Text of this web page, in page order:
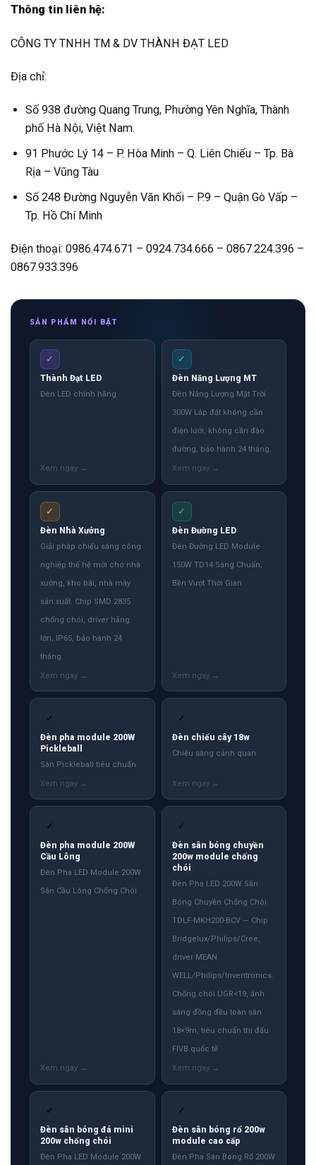
Thông tin liên hệ:
CÔNG TY TNHH TM & DV THÀNH ĐẠT LED
Địa chỉ:
Số 938 đường Quang Trung, Phường Yên Nghĩa, Thành
phố Hà Nội, Việt Nam.
91 Phước Lý 14 – P. Hòa Minh – Q. Liên Chiểu – Tp. Bà
Rịa – Vũng Tàu
Số 248 Đường Nguyễn Văn Khối – P.9 – Quận Gò Vấp –
Tp. Hồ Chí Minh
Điện thoại: 0986.474.671 – 0924.734.666 – 0867.224.396 –
0867.933.396
SẢN PHẨM NỔI BẬT
✓
Thành Đạt LED
Đèn LED chính hãng
✓
Đèn Năng Lượng MT
Đèn Năng Lượng Mặt Trời
300W Lắp đặt không cần
điện lưới, không cần đào
đường, bảo hành 24 tháng.
✓
Đèn Nhà Xưởng
Giải pháp chiếu sáng công
nghiệp thế hệ mới cho nhà
xưởng, kho bãi, nhà máy
sản xuất. Chip SMD 2835
chống chói, driver hãng
lớn, IP65, bảo hành 24
tháng.
✓
Đèn Đường LED
Đèn Đường LED Module
150W TD14 Sáng Chuẩn,
Bền Vượt Thời Gian
✓
Đèn pha module 200W
Pickleball
Sân Pickleball tiêu chuẩn
✓
Đèn chiếu cây 18w
Chiếu sáng cảnh quan
✓
Đèn pha module 200W
Cầu Lông
Đèn Pha LED Module 200W
Sân Cầu Lông Chống Chói
✓
Đèn sân bóng chuyền
200w module chống
chói
Đèn Pha LED 200W Sân
Bóng Chuyền Chống Chói
TDLF-MKH200-BCV — Chip
Bridgelux/Philips/Cree,
driver MEAN
WELL/Philips/Inventronics.
Chống chói UGR<19, ánh
sáng đồng đều toàn sân
18×9m, tiêu chuẩn thi đấu
FIVB quốc tế
✓
Đèn sân bóng đá mini
200w chống chói
Đèn Pha LED Module 200W
✓
Đèn sân bóng rổ 200w
module cao cấp
Đèn Pha Sân Bóng Rổ 200W